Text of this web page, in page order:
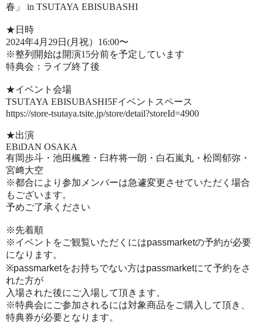
春」 in TSUTAYA EBISUBASHI
★日時
2024年4月29日(月祝）16:00〜
※整列開始は開演15分前を予定しています
特典会：ライブ終了後
★イベント会場
TSUTAYA EBISUBASHI5Fイベントスペース
https://store-tsutaya.tsite.jp/store/detail?storeId=4900
★出演
EBiDAN OSAKA
有岡歩斗・池田楓雅・臼杵将一朗・白石嵐丸・松岡郁弥・
宮﨑大空
※都合により参加メンバーは急遽変更させていただく場合
もございます。
予めご了承ください
※先着順
※イベントをご観覧いただくにはpassmarketの予約が必要
になります。
※passmarketをお持ちでない方はpassmarketにて予約をさ
れた方が
入場された後にご入場して頂きます。
※特典会にご参加されるには対象商品をご購入して頂き、
特典券が必要となります。